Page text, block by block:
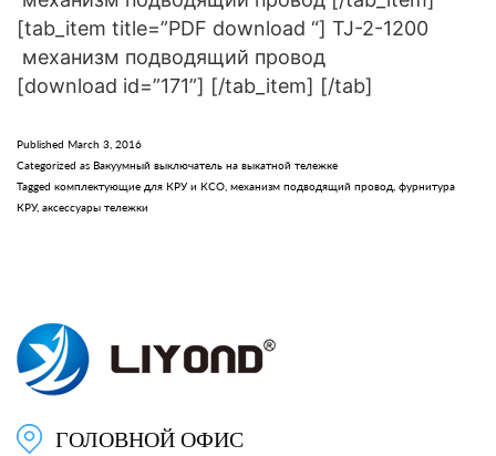
[tab_item title=”PDF download “] TJ-2-1200
механизм подводящий провод
[download id=”171”] [/tab_item] [/tab]
Published March 3, 2016
Categorized as Вакуумный выключатель на выкатной тележке
Tagged комплектующие для КРУ и КСО механизм подводящий провод фурнитура
КРУ, аксессуары тележки
ГОЛОВНОЙ ОФИС